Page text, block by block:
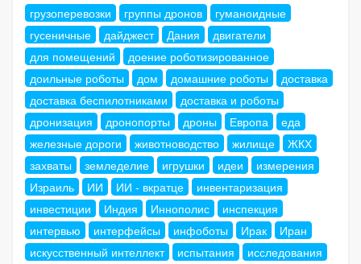
грузоперевозки
группы дронов
гуманоидные
гусеничные
дайджест Дания
двигатели
для помещений
доение роботизированное
доильные роботы
дом домашние роботы
доставка
доставка беспилотниками
доставка и роботы
дронизация
дронопорты дроны Европа
еда
железные дороги
животноводство жилище
ЖКХ
захваты
земледелие игрушки идеи
измерения
Израиль
ИИ ИИ - вкратце
инвентаризация
инвестиции
Индия Иннополис
инспекция
интервью
интерфейсы инфоботы Ирак
Иран
искусственный интеллект
испытания
исследования